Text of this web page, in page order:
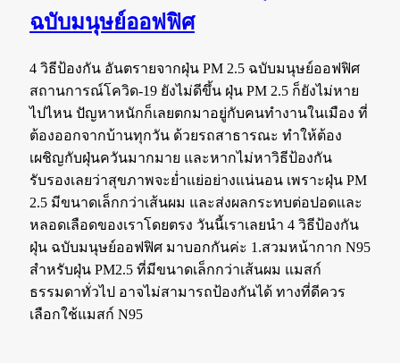
ฉบับมนุษย์ออฟฟิศ
4 วิธีป้องกัน อันตรายจากฝุ่น PM 2.5 ฉบับมนุษย์ออฟฟิศ
สถานการณ์โควิด-19 ยังไม่ดีขึ้น ฝุ่น PM 2.5 ก็ยังไม่หาย
ไปไหน ปัญหาหนักก็เลยตกมาอยู่กับคนทำงานในเมือง ที่
ต้องออกจากบ้านทุกวัน ด้วยรถสาธารณะ ทำให้ต้อง
เผชิญกับฝุ่นควันมากมาย และหากไม่หาวิธีป้องกัน
รับรองเลยว่าสุขภาพจะย่ำแย่อย่างแน่นอน เพราะฝุ่น PM
2.5 มีขนาดเล็กกว่าเส้นผม และส่งผลกระทบต่อปอดและ
หลอดเลือดของเราโดยตรง วันนี้เราเลยนำ 4 วิธีป้องกัน
ฝุ่น ฉบับมนุษย์ออฟฟิศ มาบอกกันค่ะ 1.สวมหน้ากาก N95
สำหรับฝุ่น PM2.5 ที่มีขนาดเล็กกว่าเส้นผม แมสก์
ธรรมดาทั่วไป อาจไม่สามารถป้องกันได้ ทางที่ดีควร
เลือกใช้แมสก์ N95